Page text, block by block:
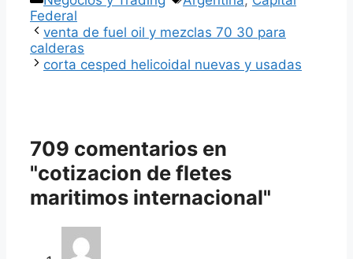
Federal
venta de fuel oil y mezclas 70 30 para
calderas
corta cesped helicoidal nuevas y usadas
709 comentarios en
"cotizacion de fletes
maritimos internacional"